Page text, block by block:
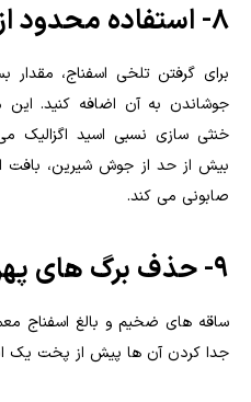
8- استفاده محدود از جوش شیرین
برای گرفتن تلخی اسفناج،
جوشاندن به آن اضافه کنید.
خنثی سازی نسبی اسید اگزالیک
بیش از حد از جوش شیرین، بافت
صابونی می کند.
9- حذف برگ های پهن اسفناج
ساقه های ضخیم و بالغ اسفناج
جدا کردن آن ها پیش از پخت یک